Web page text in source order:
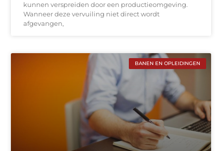
kunnen verspreiden door een productieomgeving.
Wanneer deze vervuiling niet direct wordt
afgevangen,
BANEN EN OPLEIDINGEN